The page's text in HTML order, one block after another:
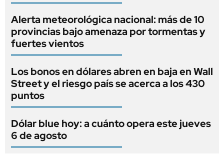
Alerta meteorológica nacional: más de 10
provincias bajo amenaza por tormentas y
fuertes vientos
Los bonos en dólares abren en baja en Wall
Street y el riesgo país se acerca a los 430
puntos
Dólar blue hoy: a cuánto opera este jueves
6 de agosto